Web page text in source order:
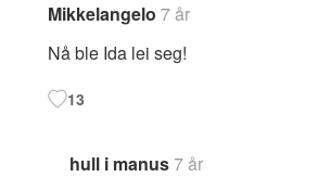
Mikkelangelo 7 år
Nå ble Ida lei seg!
13
hull i manus7 år